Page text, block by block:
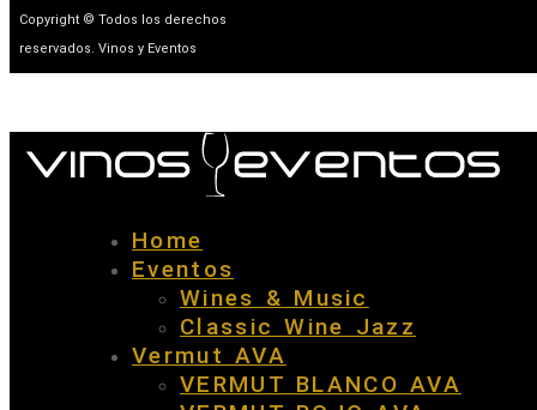
Copyright © Todos los derechos
reservados. Vinos y Eventos
Home
Eventos
Wines & Music
Classic Wine Jazz
Vermut AVA
VERMUT BLANCO AVA